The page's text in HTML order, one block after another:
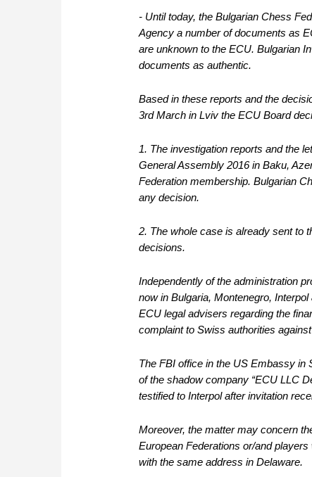
- Until today, the Bulgarian Chess
Agency a number of documents as
are unknown to the ECU. Bulgarian
documents as authentic.
Based in these reports and the
3rd March in Lviv the ECU Board
1. The investigation reports and the
General Assembly 2016 in Baku,
Federation membership. Bulgarian
any decision.
2. The whole case is already sent to
decisions.
Independently of the administration
now in Bulgaria, Montenegro,
ECU legal advisers regarding the
complaint to Swiss authorities
The FBI office in the US Embassy in
of the shadow company “ECU LLC
testified to Interpol after invitation
Moreover, the matter may concern
European Federations or/and
with the same address in Delaware.